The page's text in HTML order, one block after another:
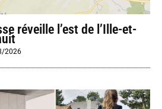
réveille l’est de l’Ille-et-
2026